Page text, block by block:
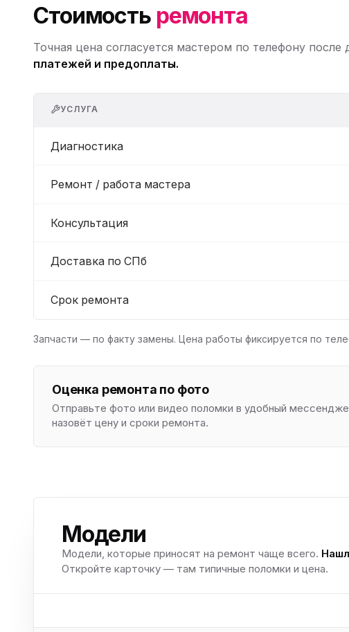
Стоимость ремонта
Точная цена согласуется мастером по телефону после
платежей и предоплаты.
УСЛУГА
Диагностика
Ремонт / работа мастера
Консультация
Доставка по СПб
Срок ремонта
Запчасти — по факту замены. Цена работы фиксируется по
Оценка ремонта по фото
Отправьте фото или видео поломки в удобный
назовёт цену и сроки ремонта.
Модели
Модели, которые приносят на ремонт чаще всего.
Откройте карточку — там типичные поломки и цена.